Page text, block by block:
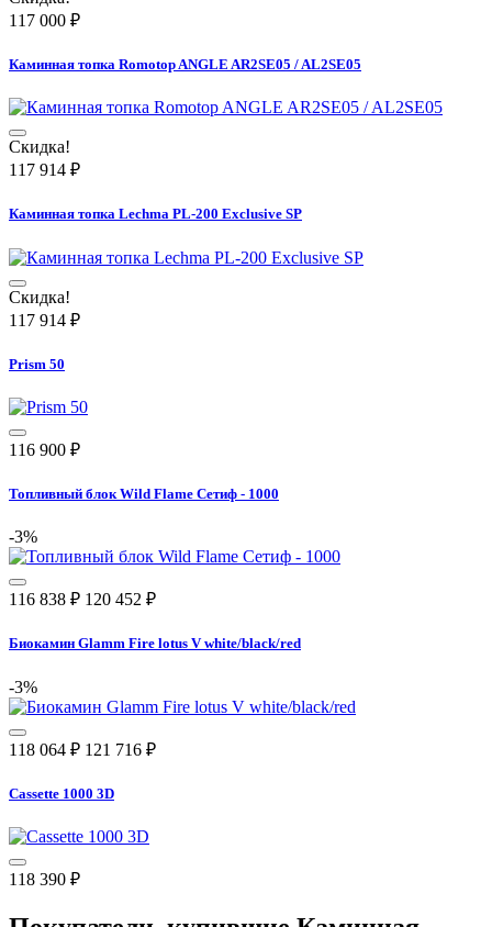
117 000 ₽
Каминная топка Romotop ANGLE AR2SE05 / AL2SE05
Скидка!
117 914 ₽
Каминная топка Lechma PL-200 Exclusive SP
Скидка!
117 914 ₽
Prism 50
116 900 ₽
Топливный блок Wild Flame Сетиф - 1000
-3%
116 838 ₽ 120 452 ₽
Биокамин Glamm Fire lotus V white/black/red
-3%
118 064 ₽ 121 716 ₽
Cassette 1000 3D
118 390 ₽